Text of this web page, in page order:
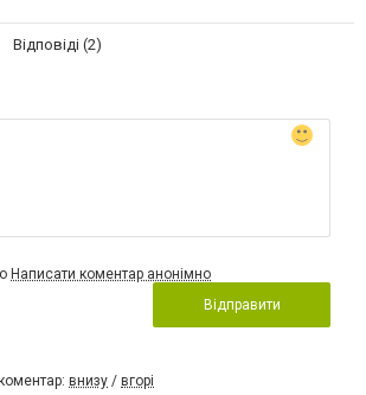
Відповіді (2)
Написати коментар анонімно
Відправити
внизу / вгорі